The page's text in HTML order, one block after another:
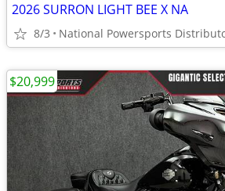
2026 SURRON LIGHT BEE X NA
8/3 National Powersports
$20,999